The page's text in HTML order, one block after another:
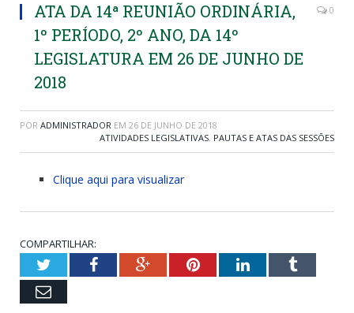
ATA DA 14ª REUNIÃO ORDINÁRIA,
1º PERÍODO, 2º ANO, DA 14º
LEGISLATURA EM 26 DE JUNHO DE
2018
0
POR ADMINISTRADOR EM 26 DE JUNHO DE 2018
ATIVIDADES LEGISLATIVAS, PAUTAS E ATAS DAS SESSÕES
Clique aqui para visualizar
COMPARTILHAR:
TwitterFacebookGoogle+PinterestLinkedInTumblr
Email